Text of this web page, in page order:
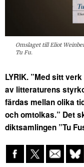
Omslaget till Eliot
Tu Fu.
LYRIK. ”Med sitt
av litteraturens
färdas mellan olika
och omtolkas.” Det
diktsamlingen ”Tu